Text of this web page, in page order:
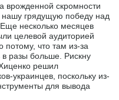
врожденной скромности
нашу грядущую победу над
несколько месяцев
целевой аудиторией
потому, что там из-за
в разы больше. Рискну
решил
украинцев, поскольку из-
для вывода